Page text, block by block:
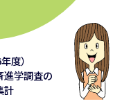
度）
進学調査の
計